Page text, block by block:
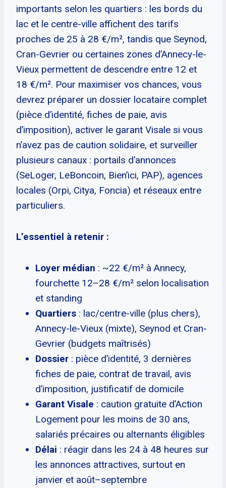
importants selon les quartiers : les bords du
lac et le centre-ville affichent des tarifs
proches de 25 à 28 €/m², tandis que Seynod,
Cran-Gevrier ou certaines zones d’Annecy-le-
Vieux permettent de descendre entre 12 et
18 €/m². Pour maximiser vos chances, vous
devrez préparer un dossier locataire complet
(pièce d’identité, fiches de paie, avis
d’imposition), activer le garant Visale si vous
n’avez pas de caution solidaire, et surveiller
plusieurs canaux : portails d’annonces
(SeLoger, LeBoncoin, Bien’ici, PAP), agences
locales (Orpi, Citya, Foncia) et réseaux entre
particuliers.
L’essentiel à retenir :
Loyer médian : ~22 €/m² à Annecy,
fourchette 12–28 €/m² selon localisation
et standing
Quartiers : lac/centre-ville (plus chers),
Annecy-le-Vieux (mixte), Seynod et Cran-
Gevrier (budgets maîtrisés)
Dossier : pièce d’identité, 3 dernières
fiches de paie, contrat de travail, avis
d’imposition, justificatif de domicile
Garant Visale : caution gratuite d’Action
Logement pour les moins de 30 ans,
salariés précaires ou alternants éligibles
Délai : réagir dans les 24 à 48 heures sur
les annonces attractives, surtout en
janvier et août–septembre